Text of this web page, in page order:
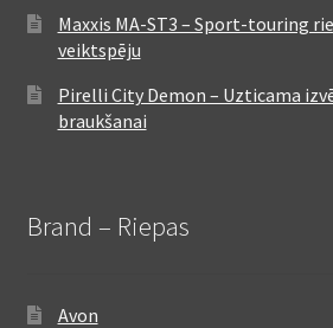
Maxxis MA-ST3 – Sport-touring
veiktspēju
Pirelli City Demon – Uzticama
braukšanai
Brand – Riepas
Avon